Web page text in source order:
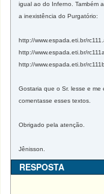
igual ao do Inferno. Também
a inexistência do Purgatório:
http://www.espada.eti.br/
http://www.espada.eti.br/
http://www.espada.eti.br/
Gostaria que o Sr. lesse e
comentasse esses textos.
Obrigado pela atenção.
Jênisson.
RESPOSTA